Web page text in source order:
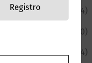
(4)
(230)
(74)
Registro